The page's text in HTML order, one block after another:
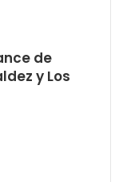
de
y Los